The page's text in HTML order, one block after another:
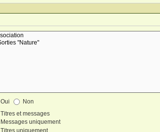
Oui
Non
Titres et messages
Messages uniquement
Titres uniquement